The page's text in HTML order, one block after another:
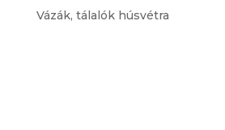
Vázák, tálalók húsvétra